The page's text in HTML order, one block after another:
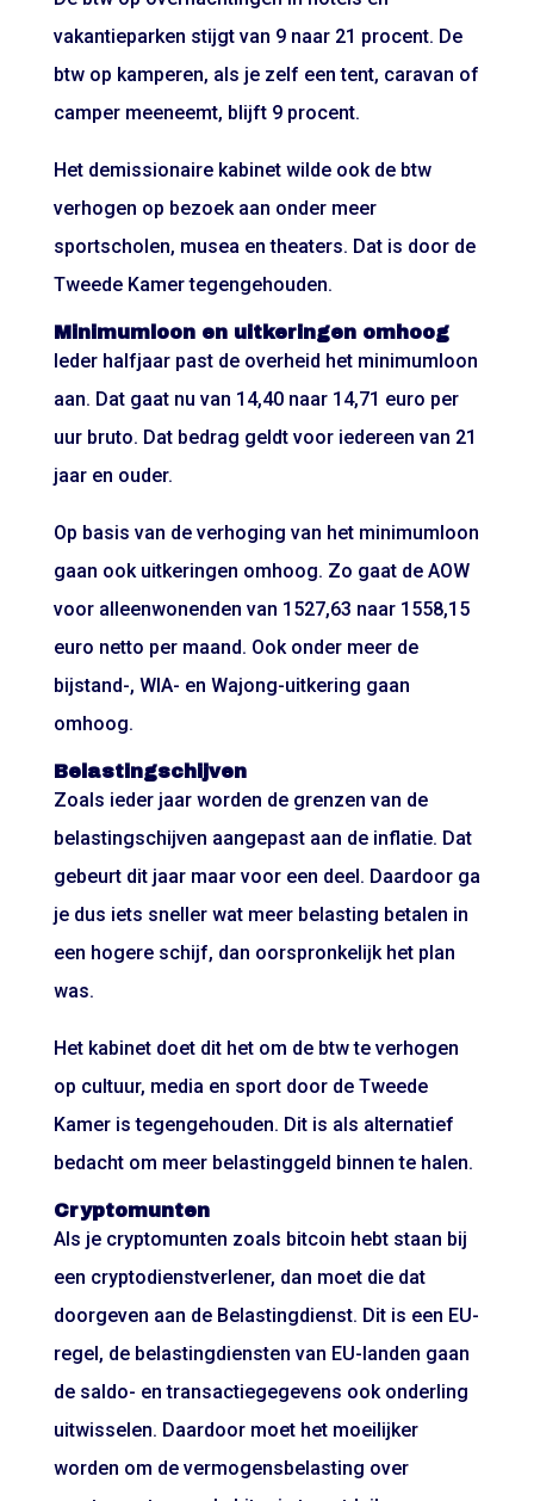
vakantieparken stijgt van 9 naar 21 procent. De
btw op kamperen, als je zelf een tent, caravan of
camper meeneemt, blijft 9 procent.
Het demissionaire kabinet wilde ook de btw
verhogen op bezoek aan onder meer
sportscholen, musea en theaters. Dat is door de
Tweede Kamer tegengehouden.
Minimumloon en uitkeringen omhoog
Ieder halfjaar past de overheid het minimumloon
aan. Dat gaat nu van 14,40 naar 14,71 euro per
uur bruto. Dat bedrag geldt voor iedereen van 21
jaar en ouder.
Op basis van de verhoging van het minimumloon
gaan ook uitkeringen omhoog. Zo gaat de AOW
voor alleenwonenden van 1527,63 naar 1558,15
euro netto per maand. Ook onder meer de
bijstand-, WIA- en Wajong-uitkering gaan
omhoog.
Belastingschijven
Zoals ieder jaar worden de grenzen van de
belastingschijven aangepast aan de inflatie. Dat
gebeurt dit jaar maar voor een deel. Daardoor ga
je dus iets sneller wat meer belasting betalen in
een hogere schijf, dan oorspronkelijk het plan
was.
Het kabinet doet dit het om de btw te verhogen
op cultuur, media en sport door de Tweede
Kamer is tegengehouden. Dit is als alternatief
bedacht om meer belastinggeld binnen te halen.
Cryptomunten
Als je cryptomunten zoals bitcoin hebt staan bij
een cryptodienstverlener, dan moet die dat
doorgeven aan de Belastingdienst. Dit is een EU-
regel, de belastingdiensten van EU-landen gaan
de saldo- en transactiegegevens ook onderling
uitwisselen. Daardoor moet het moeilijker
worden om de vermogensbelasting over